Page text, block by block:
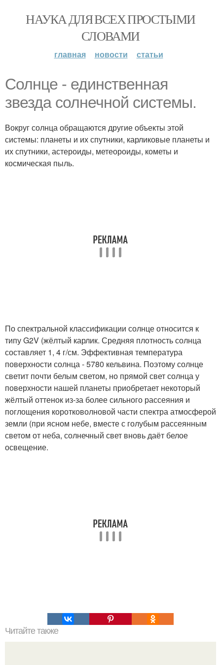
НАУКА ДЛЯ ВСЕХ ПРОСТЫМИ
СЛОВАМИ
главная новости статьи
Солнце - единственная
звезда солнечной системы.
Вокруг солнца обращаются другие объекты этой
системы: планеты и их спутники, карликовые планеты и
их спутники, астероиды, метеороиды, кометы и
космическая пыль.
По спектральной классификации солнце относится к
типу G2V (жёлтый карлик. Средняя плотность солнца
составляет 1, 4 г/см. Эффективная температура
поверхности солнца - 5780 кельвина. Поэтому солнце
светит почти белым светом, но прямой свет солнца у
поверхности нашей планеты приобретает некоторый
жёлтый оттенок из-за более сильного рассеяния и
поглощения коротковолновой части спектра атмосферой
земли (при ясном небе, вместе с голубым рассеянным
светом от неба, солнечный свет вновь даёт белое
освещение.
Читайте также